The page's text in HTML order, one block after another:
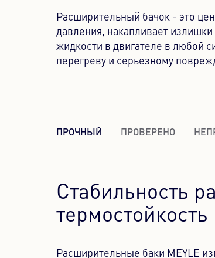
Расширительный бачок - это
давления, накапливает
жидкости в двигателе в любой
перегреву и серьезному
ПРОЧНЫЙ
Стабильность
термостойкость
Расширительные баки MEYLE
ПРОВЕРЕНО